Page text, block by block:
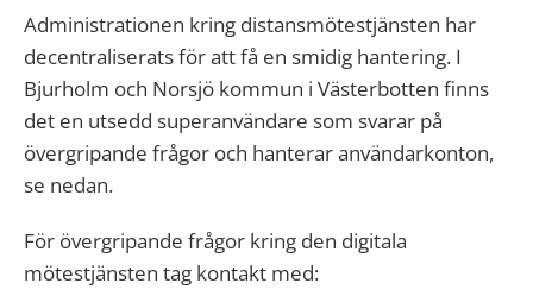
Administrationen kring distansmötestjänsten har
decentraliserats för att få en smidig hantering. I
Bjurholm och Norsjö kommun i Västerbotten finns
det en utsedd superanvändare som svarar på
övergripande frågor och hanterar användarkonton,
se nedan.
För övergripande frågor kring den digitala
mötestjänsten tag kontakt med: